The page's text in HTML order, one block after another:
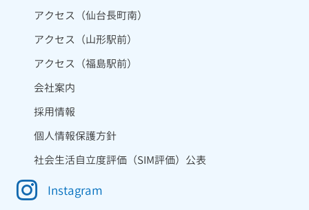
アクセス（仙台長町南）
アクセス（山形駅前）
アクセス（福島駅前）
会社案内
採用情報
個人情報保護方針
社会生活自立度評価（SIM評価）公表
Instagram